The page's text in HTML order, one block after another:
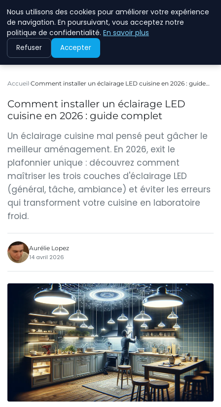
WINFESSOR
Accueil Comment installer un éclairage LED cuisine en 2026 : guide…
Comment installer un éclairage LED
cuisine en 2026 : guide complet
Un éclairage cuisine mal pensé peut gâcher le
meilleur aménagement. En 2026, exit le
plafonnier unique : découvrez comment
maîtriser les trois couches d'éclairage LED
(général, tâche, ambiance) et éviter les erreurs
qui transforment votre cuisine en laboratoire
froid.
Aurélie Lopez
14 avril 2026
Nous utilisons des cookies pour améliorer votre expérience
de navigation. En poursuivant, vous acceptez notre
politique de confidentialité. En savoir plus
Refuser Accepter